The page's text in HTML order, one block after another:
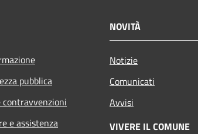
pubblica
e assistenza
NOVITÀ
Notizie
Comunicati
Avvisi
VIVERE IL COMUNE